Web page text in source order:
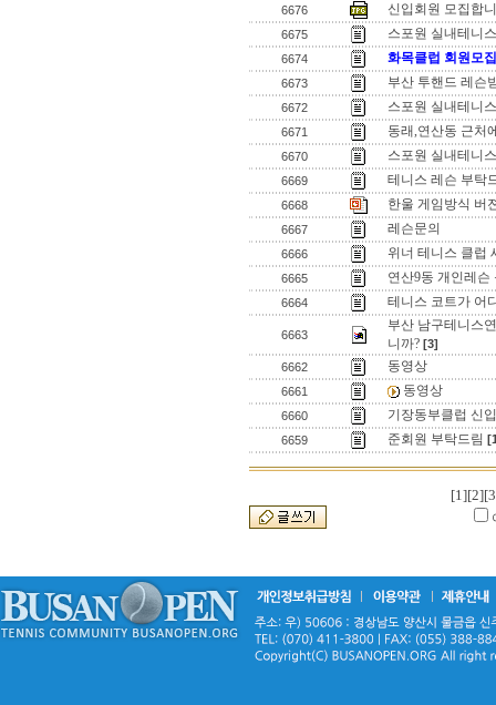
6676 신입회원 모집합
6675 스포원 실내테니
6674 화목클럽 회원모
6673 부산 투핸드 레슨
6672 스포원 실내테니
6671 동래,연산동 근처
6670 스포원 실내테니
6669 테니스 레슨 부탁
6668 한울 게임방식 버
6667 레슨문의
6666 위너 테니스 클럽
6665 연산9동 개인레슨
6664 테니스 코트가 어
6663
부산 남구테니스
니까? [3]
6662
동영상
6661 동영상
6660 기장동부클럽 신
6659 준회원 부탁드림
[1][2]